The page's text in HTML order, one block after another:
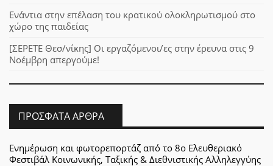
Ενάντια στην επέλαση του κρατικού ολοκληρωτισμού στο
χώρο της παιδείας
[ΣΕΡΕΤΕ Θεσ/νίκης] Οι εργαζόμενοι/ες στην έρευνα στις 9
Νοέμβρη απεργούμε!
ΠΡΌΣΦΑΤΑ ΆΡΘΡΑ
Ενημέρωση και φωτορεπορτάζ από το 8ο Ελευθεριακό
Φεστιβάλ Κοινωνικής, Ταξικής & Διεθνιστικής Αλληλεγγύης